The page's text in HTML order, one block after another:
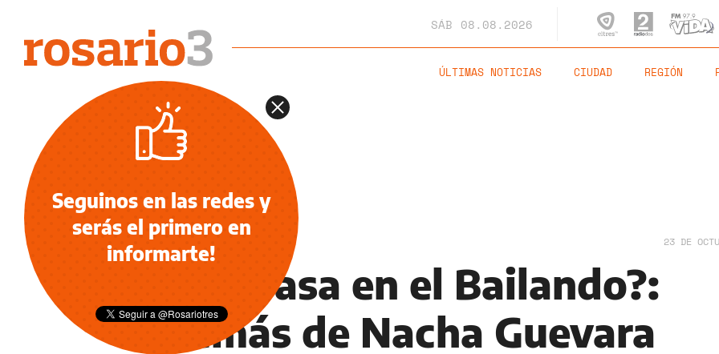
SÁB 08.08.2026
ÚLTIMAS NOTICIAS CIUDAD REGIÓN
OCIO 23 DE
¿Qué pasa en el Bailando?:
además de Nacha Guevara
Seguinos en las redes y
serás el primero en
informarte!